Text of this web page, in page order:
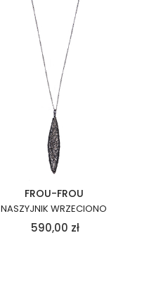
FROU-FROU
NASZYJNIK WRZECIONO
590,00 zł